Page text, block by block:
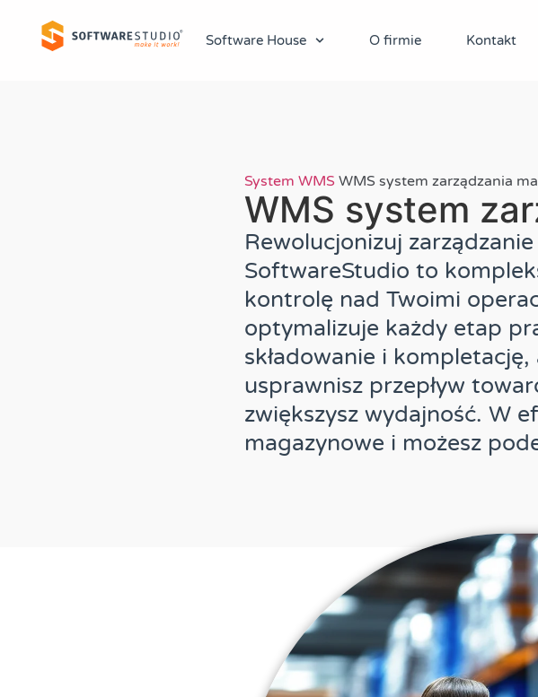
Software House O firmie Kontakt
System WMS WMS system zarządzania
WMS system
Rewolucjonizuj
SoftwareStudio to
kontrolę nad Twoimi
optymalizuje każdy etap
składowanie i
usprawnisz przepływ
zwiększysz wydajność. W
magazynowe i możesz